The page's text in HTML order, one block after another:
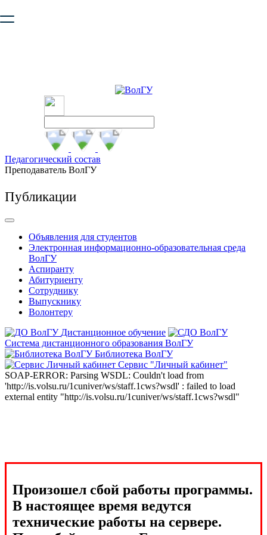
безопасную работу с сайтом. Пожалуйста
Педагогический состав
Преподаватель ВолГУ
Публикации
Объявления для студентов
Электронная информационно-образовательная среда
ВолГУ
Аспиранту
Абитуриенту
Сотруднику
Выпускнику
Волонтеру
Дистанционное обучение
Система дистанционного образования ВолГУ
Библиотека ВолГУ
Сервис "Личный кабинет"
SOAP-ERROR: Parsing WSDL: Couldn't load from
'http://is.volsu.ru/1cuniver/ws/staff.1cws?wsdl' : failed to load
external entity "http://is.volsu.ru/1cuniver/ws/staff.1cws?wsdl"
Произошел сбой работы программы.
В настоящее время ведутся
технические работы на сервере.